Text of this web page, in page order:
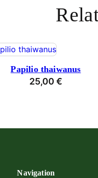
Papilio thaiwanus
25,00 €
Navigation